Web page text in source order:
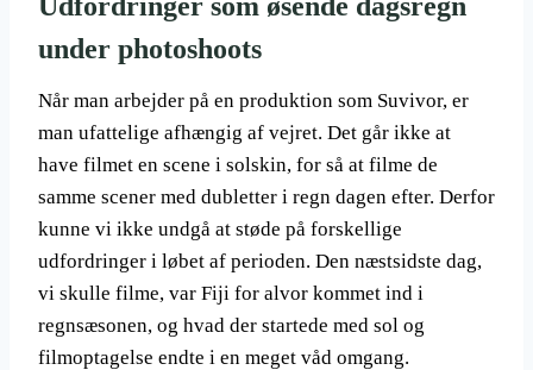
under photoshoots
Når man arbejder på en produktion som Suvivor, er
man ufattelige afhængig af vejret. Det går ikke at
have filmet en scene i solskin, for så at filme de
samme scener med dubletter i regn dagen efter. Derfor
kunne vi ikke undgå at støde på forskellige
udfordringer i løbet af perioden. Den næstsidste dag,
vi skulle filme, var Fiji for alvor kommet ind i
regnsæsonen, og hvad der startede med sol og
filmoptagelse endte i en meget våd omgang.